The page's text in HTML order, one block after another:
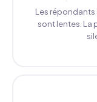
Les répondants
sont lentes. La